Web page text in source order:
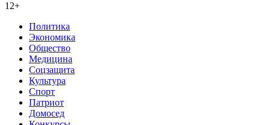
12+
Политика
Экономика
Общество
Медицина
Соцзащита
Культура
Спорт
Патриот
Домосед